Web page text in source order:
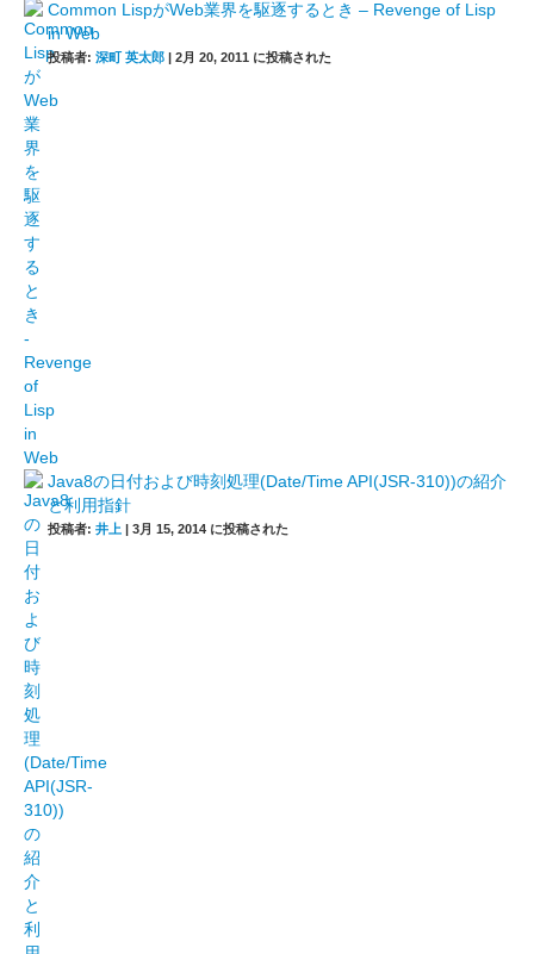
Common LispがWeb業界を駆逐するとき – Revenge of Lisp
in Web
投稿者: 深町 英太郎 | 2月 20, 2011 に投稿された
Java8の日付および時刻処理(Date/Time API(JSR-310))の紹介
と利用指針
投稿者: 井上 | 3月 15, 2014 に投稿された